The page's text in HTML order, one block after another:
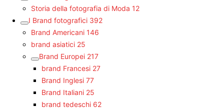
Storia della fotografia di Moda 12
I Brand fotografici 392
Brand Americani 146
brand asiatici 25
Brand Europei 217
brand Francesi 27
Brand Inglesi 77
Brand Italiani 25
brand tedeschi 62